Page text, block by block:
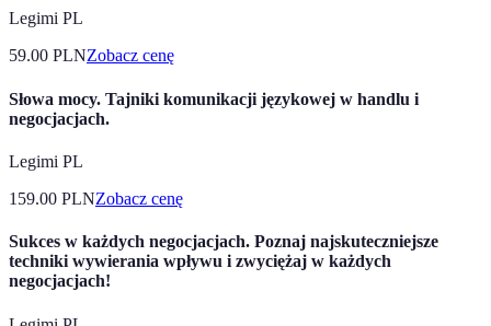
Legimi PL
59.00 PLNZobacz cenę
Słowa mocy. Tajniki komunikacji językowej w handlu i
negocjacjach.
Legimi PL
159.00 PLNZobacz cenę
Sukces w każdych negocjacjach. Poznaj najskuteczniejsze
techniki wywierania wpływu i zwyciężaj w każdych
negocjacjach!